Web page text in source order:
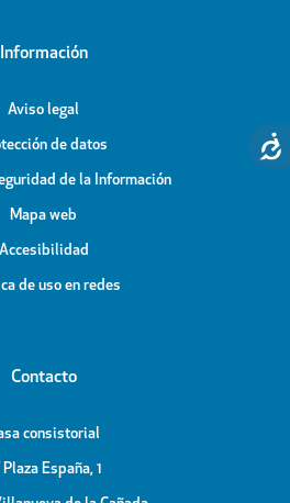
Información
Aviso legal
de datos
de la Información
Mapa web
Accesibilidad
de uso en redes
Contacto
consistorial
España, 1